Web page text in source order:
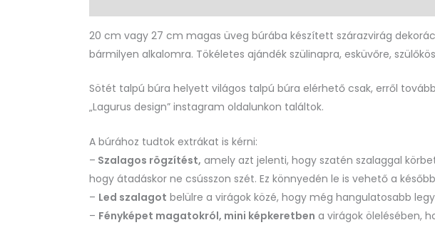
20 cm vagy 27 cm magas üveg búrába készített szárazvirág
bármilyen alkalomra. Tökéletes ajándék szülinapra, esküvőre,
Sötét talpú búra helyett világos talpú búra elérhető csak, erről
„Lagurus design” instagram oldalunkon találtok.
A búrához tudtok extrákat is kérni:
– Szalagos rögzítést, amely azt jelenti, hogy szatén szalaggal
hogy átadáskor ne csússzon szét. Ez könnyedén le is vehető a
– Led szalagot belülre a virágok közé, hogy még hangulatosabb
– Fényképet magatokról, mini képkeretben a virágok ölelésében,